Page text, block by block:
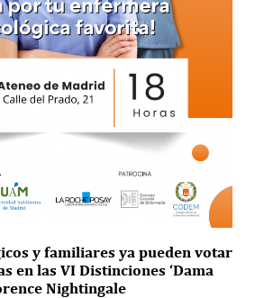
y familiares ya pueden votar
en las VI Distinciones ‘Dama
Nightingale